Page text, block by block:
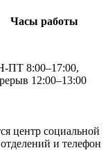
Часы работы
ПТ 8:00–17:00,
12:00–13:00
центр социальной
и телефон